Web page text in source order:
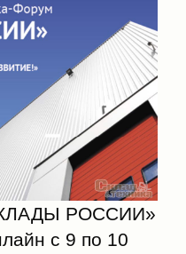
РОССИИ»
с 9 по 10